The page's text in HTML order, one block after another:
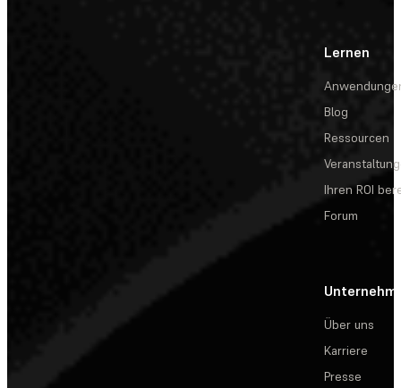
Lernen
Blog
Ressourcen
Ihren ROI
Forum
Über uns
Karriere
Presse